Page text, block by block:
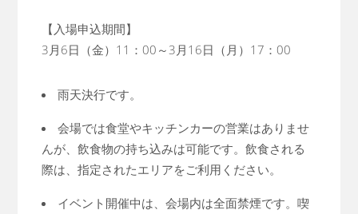
【入場申込期間】
3月6日（金）11：00～3月16日（月）17：00
雨天決行です。
会場では食堂やキッチンカーの営業はありませ
んが、飲食物の持ち込みは可能です。飲食される
際は、指定されたエリアをご利用ください。
イベント開催中は、会場内は全面禁煙です。喫